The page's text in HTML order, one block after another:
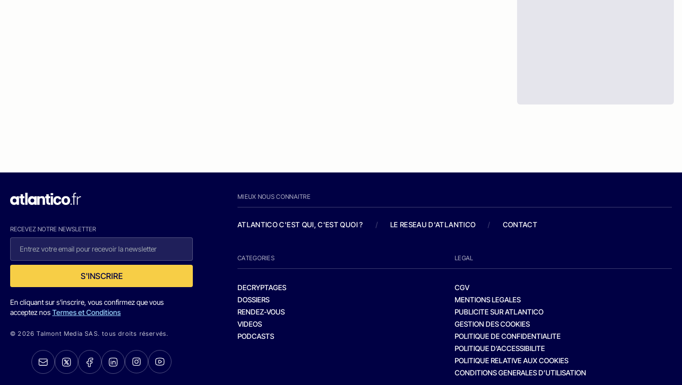
RECEVEZ NOTRE NEWSLETTER
S'INSCRIRE
En cliquant sur s'inscrire, vous confirmez que vous
acceptez nosTermes et Conditions
© 2026 Talmont Media SAS. tous droits réservés.
MIEUX NOUS CONNAITRE
ATLANTICO C'EST QUI, C'EST QUOI ? / LE RESEAU D'ATLANTICO / CONTACT
CATEGORIES
DECRYPTAGES
DOSSIERS
RENDEZ-VOUS
VIDEOS
PODCASTS
LEGAL
CGV
MENTIONS LEGALES
PUBLICITE SUR ATLANTICO
GESTION DES COOKIES
POLITIQUE DE CONFIDENTIALITE
POLITIQUE D’ACCESSIBILITE
POLITIQUE RELATIVE AUX COOKIES
CONDITIONS GENERALES D’UTILISATION